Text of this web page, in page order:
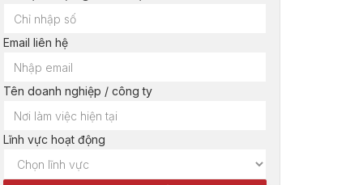
Email liên hệ
Tên doanh nghiệp / công ty
Lĩnh vực hoạt động